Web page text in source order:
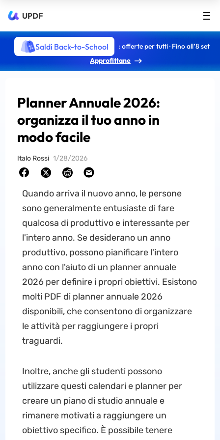
UPDF
Saldi Back-to-School
: offerte per tutti · Fino all’8 set
Approfittane
Planner Annuale 2026:
organizza il tuo anno in
modo facile
Italo Rossi 1/28/2026
Quando arriva il nuovo anno, le persone
sono generalmente entusiaste di fare
qualcosa di produttivo e interessante per
l'intero anno. Se desiderano un anno
produttivo, possono pianificare l'intero
anno con l'aiuto di un planner annuale
2026 per definire i propri obiettivi. Esistono
molti PDF di planner annuale 2026
disponibili, che consentono di organizzare
le attività per raggiungere i propri
traguardi.
Inoltre, anche gli studenti possono
utilizzare questi calendari e planner per
creare un piano di studio annuale e
rimanere motivati a raggiungere un
obiettivo specifico. È possibile tenere